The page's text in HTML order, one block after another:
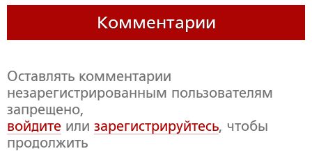
Комментарии
Оставлять комментарии
незарегистрированным пользователям
запрещено,
войдите или зарегистрируйтесь, чтобы
продолжить